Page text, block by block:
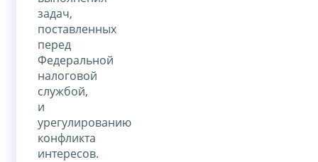
задач,
поставленных
перед
Федеральной
налоговой
службой,
и
урегулированию
конфликта
интересов.